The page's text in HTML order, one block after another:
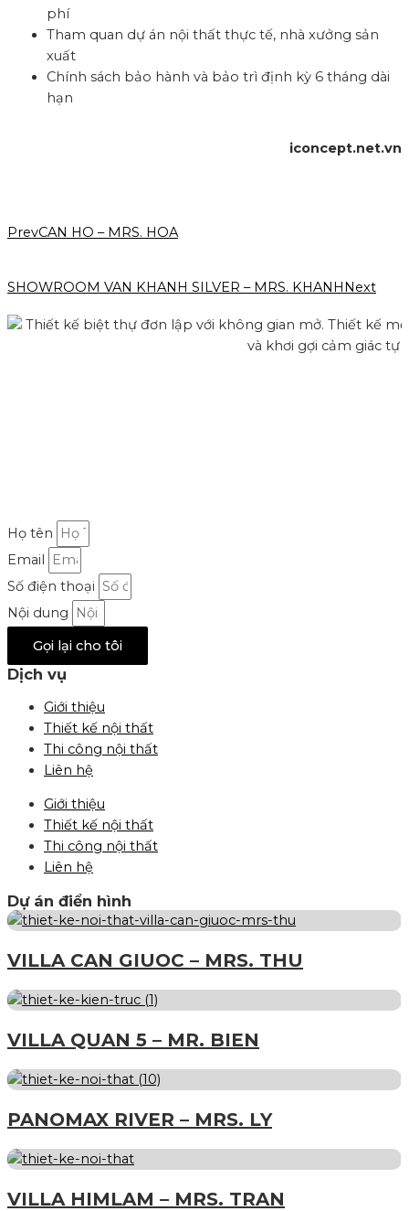
phí
Tham quan dự án nội thất thực tế, nhà xưởng sản
xuất
Chính sách bảo hành và bảo trì định kỳ 6 tháng dài
hạn
iconcept.net.vn
PrevCAN HO – MRS. HOA
SHOWROOM VAN KHANH SILVER – MRS. KHANHNext
Họ tên
Email
Số điện thoại
Nội dung
Gọi lại cho tôi
Dịch vụ
Giới thiệu
Thiết kế nội thất
Thi công nội thất
Liên hệ
Giới thiệu
Thiết kế nội thất
Thi công nội thất
Liên hệ
Dự án điển hình
VILLA CAN GIUOC – MRS. THU
VILLA QUAN 5 – MR. BIEN
PANOMAX RIVER – MRS. LY
VILLA HIMLAM – MRS. TRAN